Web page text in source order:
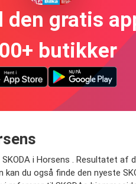
den gratis
butikker
i Horsens . Resultatet
du også finde den nyeste